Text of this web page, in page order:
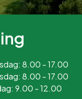
8.00 - 17.00
8.00 - 17.00
9.00 - 12.00